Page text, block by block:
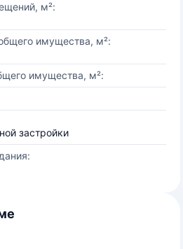
м²:
имущества, м²:
имущества, м²:
застройки